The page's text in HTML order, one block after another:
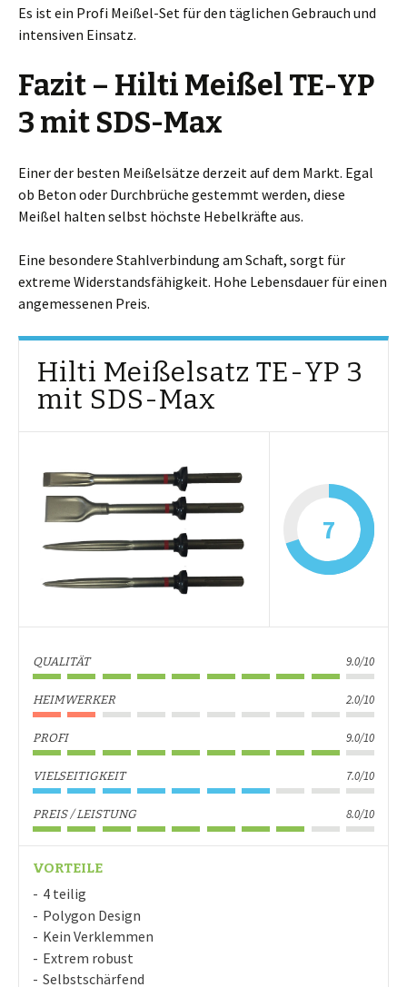
Es ist ein Profi Meißel-Set für den täglichen Gebrauch und
intensiven Einsatz.
Fazit – Hilti Meißel TE-YP
3 mit SDS-Max
Einer der besten Meißelsätze derzeit auf dem Markt. Egal
ob Beton oder Durchbrüche gestemmt werden, diese
Meißel halten selbst höchste Hebelkräfte aus.
Eine besondere Stahlverbindung am Schaft, sorgt für
extreme Widerstandsfähigkeit. Hohe Lebensdauer für einen
angemessenen Preis.
Hilti Meißelsatz TE-YP 3
mit SDS-Max
7
QUALITÄT 9.0/10
HEIMWERKER 2.0/10
PROFI 9.0/10
VIELSEITIGKEIT 7.0/10
PREIS / LEISTUNG 8.0/10
VORTEILE
4 teilig
Polygon Design
Kein Verklemmen
Extrem robust
Selbstschärfend